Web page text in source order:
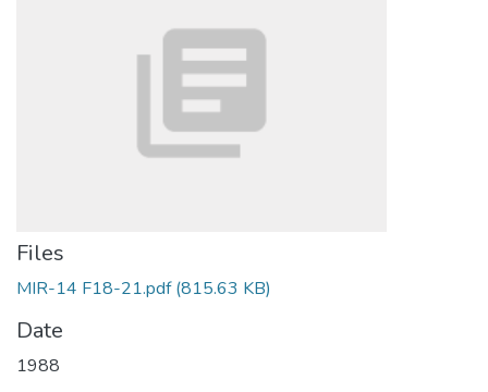
Files
MIR-14 F18-21.pdf(815.63 KB)
Date
1988